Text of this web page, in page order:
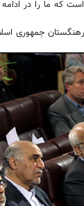
که ما را در
جمهوری